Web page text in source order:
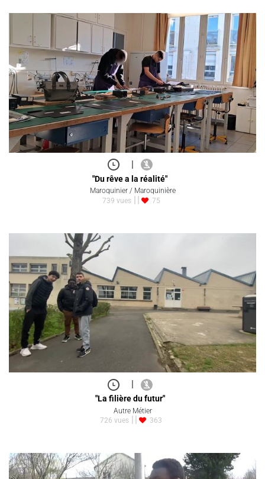
|
"Du rêve a la réalité"
Maroquinier / Maroquinière
739 vues
75
|
"La filière du futur"
Autre Métier
726 vues
363